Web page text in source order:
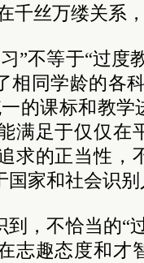
千丝万缕关系
”不等于“过度
相同学龄的各
的课标和教
满足于仅仅在
求的正当性，
国家和社会识
，不恰当的“
志趣态度和才